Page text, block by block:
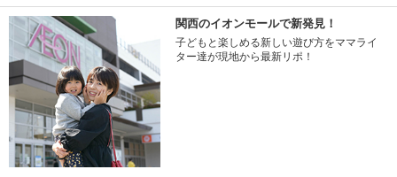
関西のイオンモールで新発見！
子どもと楽しめる新しい遊び方をママライ
ター達が現地から最新リポ！